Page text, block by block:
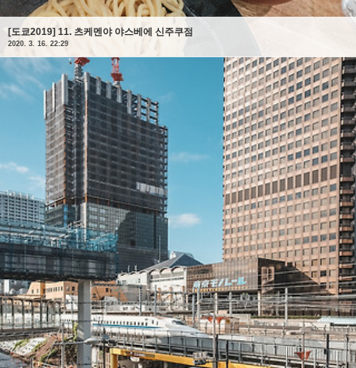
[도쿄2019] 11. 츠케멘야 야스베에 신주쿠점
2020. 3. 16. 22:29